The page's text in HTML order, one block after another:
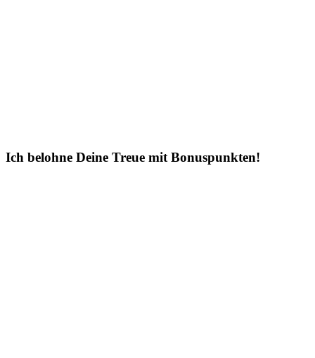
Ich belohne Deine Treue mit Bonuspunkten!